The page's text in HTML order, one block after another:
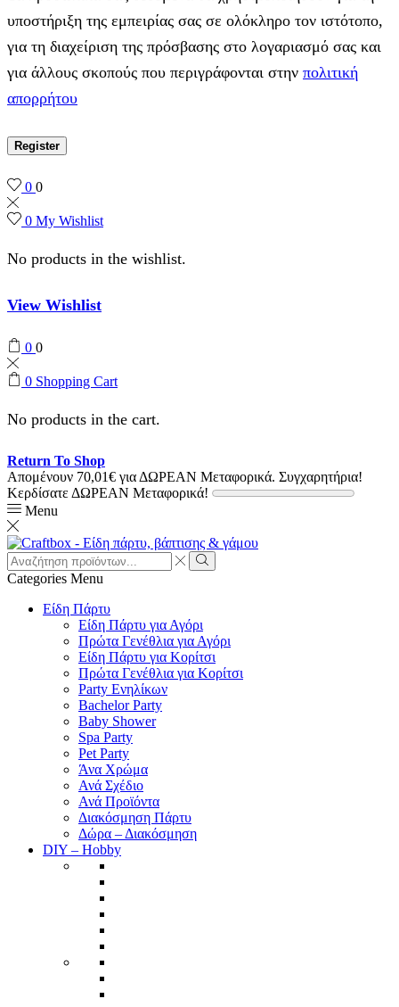
υποστήριξη της εμπειρίας σας σε ολόκληρο τον ιστότοπο,
για τη διαχείριση της πρόσβασης στο λογαριασμό σας και
για άλλους σκοπούς που περιγράφονται στην πολιτική
απορρήτου
Register
0 0
0 My Wishlist
No products in the wishlist.
View Wishlist
0 0
0 Shopping Cart
No products in the cart.
Return To Shop
Απομένουν 70,01€ για ΔΩΡΕΑΝ Μεταφορικά. Συγχαρητήρια!
Κερδίσατε ΔΩΡΕΑΝ Μεταφορικά!
Menu
Search
input
Search
Categories Menu
Είδη Πάρτυ
Είδη Πάρτυ για Αγόρι
Πρώτα Γενέθλια για Αγόρι
Είδη Πάρτυ για Κορίτσι
Πρώτα Γενέθλια για Κορίτσι
Party Ενηλίκων
Bachelor Party
Baby Shower
Spa Party
Pet Party
Άνα Χρώμα
Ανά Σχέδιο
Ανά Προϊόντα
Διακόσμηση Πάρτυ
Δώρα – Διακόσμηση
DIY – Hobby